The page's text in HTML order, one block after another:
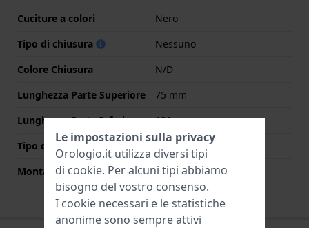
Cuciture a colori
Nero
Tipo di chiusura
Nessuno
Colore Chiusura
N/D
Lunghezza Parte Superiore
75 mm
Lunghezza Parte Inferiore
130 mm
Tipo di montatura
Perni a molla
Montatura dritta
Si
Le impostazioni sulla privacy
Orologio.it utilizza diversi tipi
di cookie. Per alcuni tipi abbiamo
bisogno del vostro consenso.
I cookie necessari e le statistiche
anonime sono sempre attivi